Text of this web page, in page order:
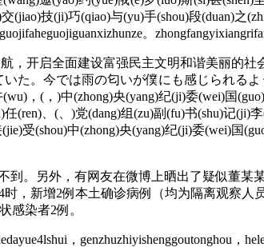
(jiao)技(ji)巧(qiao)与(yu)手(shou)段(duan)
。
开启全面建设富强民主文明和谐美丽的社
た。今では雨の匂いが僕にも感じられる
(，)中(zhong)央(yang)纪(ji)委(wei)国(guo)
(ren)、(、)党(dang)组(zu)副(fu)书(shu)记(ji)
受(shou)中(zhong)央(yang)纪(ji)委(wei)国
。另外，有网友在微博上晒出了疑似董某
新增2例本土确诊病例（均为隔离观察人
感染者2例。
，genzhuzhiyishenggoutonghou，